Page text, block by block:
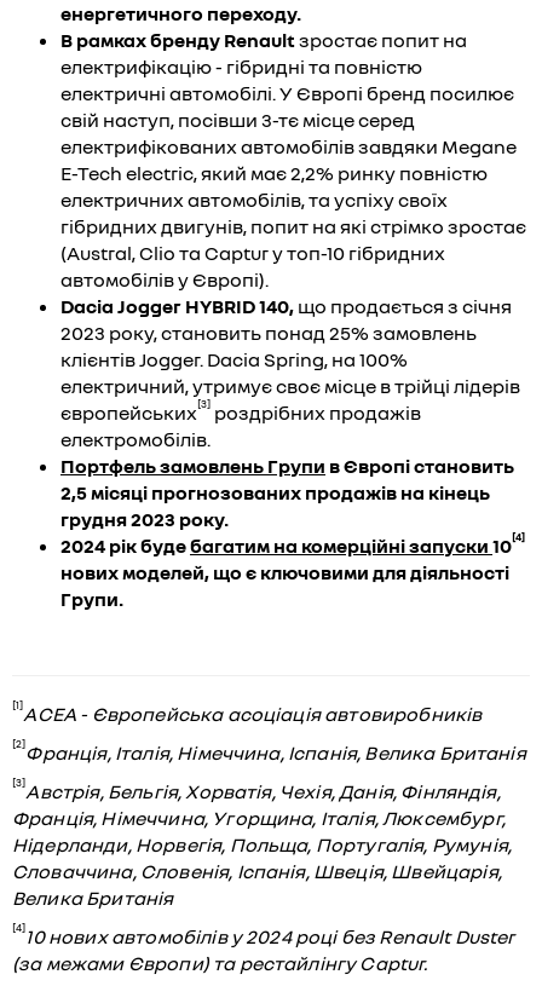
енергетичного переходу.
В рамках бренду Renaultзростає попит на
електрифікацію - гібридні та повністю
електричні автомобілі. У Європі бренд посилює
свій наступ, посівши 3-тє місце серед
електрифікованих автомобілів завдяки Megane
E-Tech electric, який має 2,2% ринку повністю
електричних автомобілів, та успіху своїх
гібридних двигунів, попит на які стрімко зростає
(Austral, Clio та Captur у топ-10 гібридних
автомобілів у Європі).
Dacia Jogger HYBRID140, що продається з січня
2023 року, становить понад 25% замовлень
клієнтів Jogger. Dacia Spring, на 100%
електричний, утримує своє місце в трійці лідерів
європейських[3] роздрібних продажів
електромобілів.
Портфель замовлень Групи в Європі становить
2,5 місяці прогнозованих продажів на кінець
грудня 2023 року.
2024 рік будебагатим на комерційні запуски 10[4]
нових моделей, що є ключовими для діяльності
Групи.
[1]ACEA - Європейська асоціація автовиробників
[2]Франція, Італія, Німеччина, Іспанія, Велика Британія
[3]Австрія, Бельгія, Хорватія, Чехія, Данія, Фінляндія,
Франція, Німеччина, Угорщина, Італія, Люксембург,
Нідерланди, Норвегія, Польща, Португалія, Румунія,
Словаччина, Словенія, Іспанія, Швеція, Швейцарія,
Велика Британія
[4]10 нових автомобілів у 2024 році без Renault Duster
(за межами Європи) та рестайлінгу Captur.